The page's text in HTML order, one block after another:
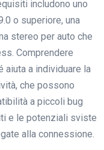
includono uno
o superiore, una
stereo per auto che
Comprendere
a individuare la
che possono
a piccoli bug
e le potenziali sviste
alla connessione.